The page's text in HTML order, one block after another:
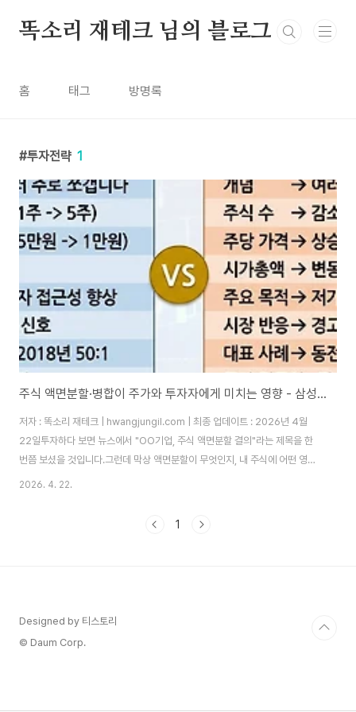
똑소리 재테크 님의 블로그
홈 태그 방명록
투자전략 1
주식 액면분할·병합이 주가와 투자자에게 미치는 영향 - 삼성전자, 애플, 테슬라 실사례로 완전 정복하는 주식 분할 · 병합의 모든 것
저자 : 똑소리 재테크 | hwangjungil.com | 최종 업데이트 : 2026년 4월
22일투자하다 보면 뉴스에서 "OO기업, 주식 액면분할 결의"라는 제목을 한
번쯤 보셨을 것입니다.그런데 막상 액면분할이 무엇인지, 내 주식에 어떤 영향
을 주는지 정확히 아는 투자자는 생각보다 많지 않습니다.따라서 이 글에서는
함께 완전히 정리해 드리겠습니다.목차주식 액면분할이란 무엇인가?액면병합
2026. 4. 22.
1
Designed by 티스토리
© Daum Corp.